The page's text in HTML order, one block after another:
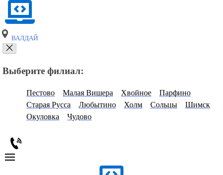
ВАЛДАЙ
Выберите филиал:
Пестово Малая Вишера Хвойное
Парфино
Старая Русса
Любытино Холм Сольцы
Шимск
Окуловка
Чудово